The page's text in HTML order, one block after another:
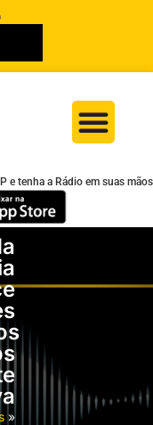
e tenha a Rádio em suas mãos
»